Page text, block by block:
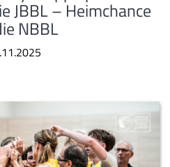
JBBL – Heimchance
NBBL